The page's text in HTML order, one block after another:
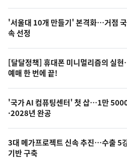
오
늘
의
영
상
오
의
사
스
'서울대 10개 만들기' 본격화…거점
속 선정
[달달정책] 휴대폰 미니멀리즘의 실
예매 한 번에 끝!
'국가 AI 컴퓨팅센터' 첫 삽…1만
·2028년 완공
3대 메가프로젝트 신속 추진…수출 5
기반 구축